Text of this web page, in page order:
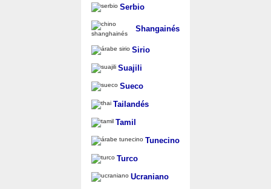
Serbio
Shangainés
Sirio
Suajili
Sueco
Tailandés
Tamil
Tunecino
Turco
Ucraniano